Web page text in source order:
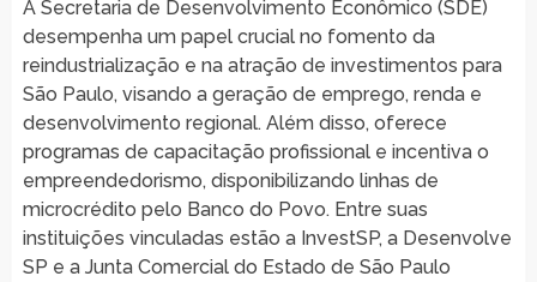
A Secretaria de Desenvolvimento Econômico (SDE)
desempenha um papel crucial no fomento da
reindustrialização e na atração de investimentos para
São Paulo, visando a geração de emprego, renda e
desenvolvimento regional. Além disso, oferece
programas de capacitação profissional e incentiva o
empreendedorismo, disponibilizando linhas de
microcrédito pelo Banco do Povo. Entre suas
instituições vinculadas estão a InvestSP, a Desenvolve
SP e a Junta Comercial do Estado de São Paulo